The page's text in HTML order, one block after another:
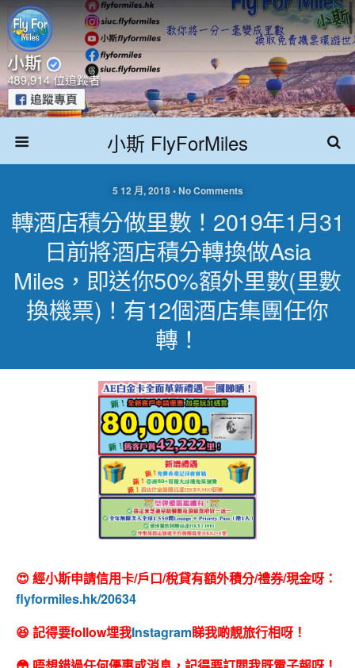
小斯 FlyForMiles
5 12 月, 2018 • No Comments
轉酒店積分做里數！2019年1月31
日前將酒店積分轉換做Asia
Miles，即送你50%額外里數(里數
換機票)！有12個酒店集團任你
轉！
😍 經小斯申請信用卡/戶口/稅貸有額外積分/禮券/現金呀：
flyformiles.hk/20634
😆 記得要follow埋我Instagram睇我啲靚旅行相呀！